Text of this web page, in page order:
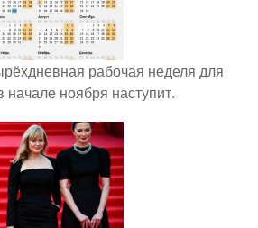
рабочая неделя для
начале ноября наступит.